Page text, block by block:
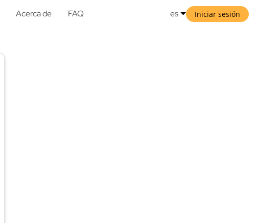
es Iniciar sesión
Acerca de FAQ